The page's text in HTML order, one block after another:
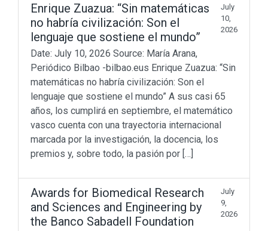
Enrique Zuazua: “Sin matemáticas
no habría civilización: Son el
lenguaje que sostiene el mundo”
July
10,
2026
Date: July 10, 2026 Source: María Arana,
Periódico Bilbao -bilbao.eus Enrique Zuazua: “Sin
matemáticas no habría civilización: Son el
lenguaje que sostiene el mundo” A sus casi 65
años, los cumplirá en septiembre, el matemático
vasco cuenta con una trayectoria internacional
marcada por la investigación, la docencia, los
premios y, sobre todo, la pasión por […]
Awards for Biomedical Research
and Sciences and Engineering by
the Banco Sabadell Foundation
July
9,
2026